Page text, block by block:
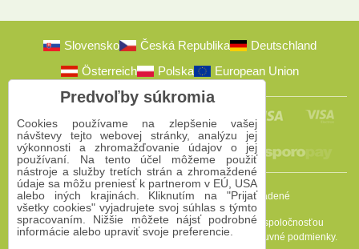
Slovensko Česká Republika
Deutschland
Österreich
Polska European Union
2009-2026 © Bomba s.r.o.Všetky práva vyhradené
Táto stránka je chránená programom reCAPTCHA a spoločnosťou
Google. PlatiaPravidlá ochrany osobných údajov Zmluvné podmienky.
Predvoľby súkromia
Cookies používame na zlepšenie vašej
návštevy tejto webovej stránky, analýzu jej
výkonnosti a zhromažďovanie údajov o jej
používaní. Na tento účel môžeme použiť
nástroje a služby tretích strán a zhromaždené
údaje sa môžu preniesť k partnerom v EÚ, USA
alebo iných krajinách. Kliknutím na "Prijať
všetky cookies" vyjadrujete svoj súhlas s týmto
spracovaním. Nižšie môžete nájsť podrobné
informácie alebo upraviť svoje preferencie.